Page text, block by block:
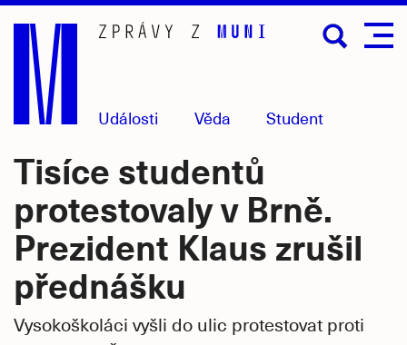
Přejít
hlavní
obsah
Události Věda Student
Tisíce studentů
protestovaly v Brně.
Prezident Klaus zrušil
přednášku
Vysokoškoláci vyšli do ulic protestovat proti